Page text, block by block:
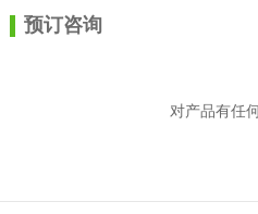
预订咨询
对产品有任